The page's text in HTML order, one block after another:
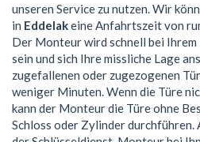
unseren Service zu nutzen. Wir
in Eddelakeine Anfahrtszeit von
Der Monteur wird schnell bei
sein und sich Ihre missliche Lage
zugefallenen oder zugezogenen
weniger Minuten. Wenn die Türe
kann der Monteur die Türe ohne
Schloss oder Zylinder